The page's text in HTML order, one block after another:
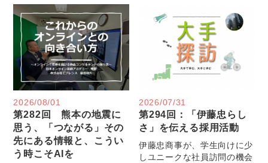
2026/08/01
第282回 熊本の地震に
思う、「つながる」その
先にある情報と、こうい
う時こそAIを
2026/07/31
第294回：「伊藤忠らし
さ」を伝える採用活動
伊藤忠商事が、学生向けに少
しユニークな社員訪問の機会